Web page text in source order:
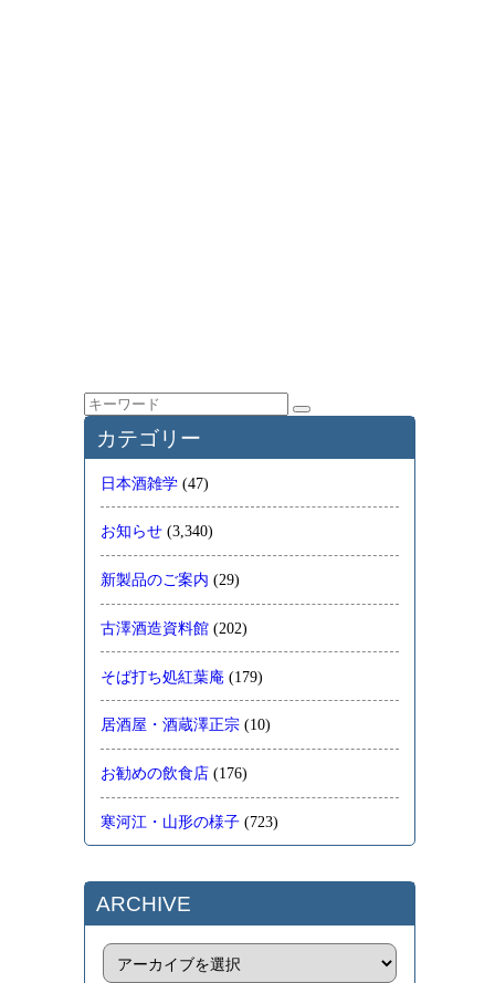
カテゴリー
日本酒雑学 (47)
お知らせ (3,340)
新製品のご案内 (29)
古澤酒造資料館 (202)
そば打ち処紅葉庵 (179)
居酒屋・酒蔵澤正宗 (10)
お勧めの飲食店 (176)
寒河江・山形の様子 (723)
ARCHIVE